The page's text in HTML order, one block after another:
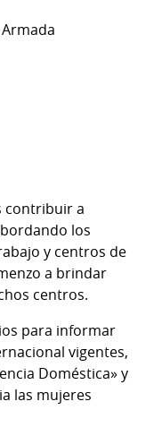
contribuir a
los
y centros de
a brindar
centros.
para informar
vigentes,
Doméstica» y
las mujeres